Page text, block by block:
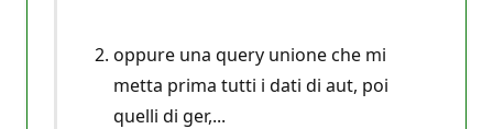
oppure una query unione che mi
metta prima tutti i dati di aut, poi
quelli di ger,...